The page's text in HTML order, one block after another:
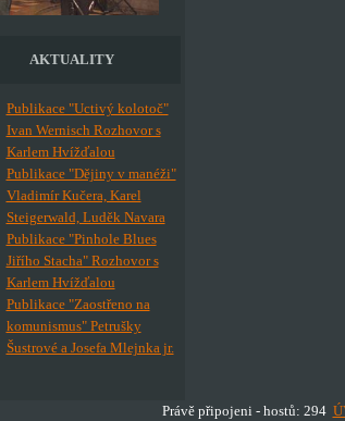
AKTUALITY
Publikace "Uctivý kolotoč"
Ivan Wernisch Rozhovor s
Karlem Hvížďalou
Publikace "Dějiny v manéži"
Vladimír Kučera, Karel
Steigerwald, Luděk Navara
Publikace "Pinhole Blues
Jiřího Stacha" Rozhovor s
Karlem Hvížďalou
Publikace "Zaostřeno na
komunismus" Petrušky
Šustrové a Josefa Mlejnka jr.
Právě připojeni - hostů: 294